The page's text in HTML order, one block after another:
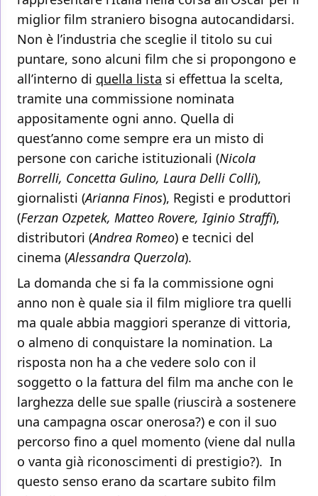
miglior film straniero bisogna autocandidarsi.
Non è l’industria che sceglie il titolo su cui
puntare, sono alcuni film che si propongono e
all’interno di quella lista si effettua la scelta,
tramite una commissione nominata
appositamente ogni anno. Quella di
quest’anno come sempre era un misto di
persone con cariche istituzionali (Nicola
Borrelli, Concetta Gulino, Laura Delli Colli),
giornalisti (Arianna Finos), Registi e produttori
(Ferzan Ozpetek, Matteo Rovere, Iginio Straffi),
distributori (Andrea Romeo) e tecnici del
cinema (Alessandra Querzola).
La domanda che si fa la commissione ogni
anno non è quale sia il film migliore tra quelli
ma quale abbia maggiori speranze di vittoria,
o almeno di conquistare la nomination. La
risposta non ha a che vedere solo con il
soggetto o la fattura del film ma anche con le
larghezza delle sue spalle (riuscirà a sostenere
una campagna oscar onerosa?) e con il suo
percorso fino a quel momento (viene dal nulla
o vanta già riconoscimenti di prestigio?). In
questo senso erano da scartare subito film